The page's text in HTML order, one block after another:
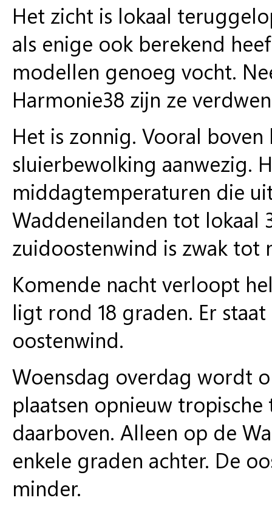
Het zicht is lokaal
als enige ook berekend
modellen genoeg vocht.
Harmonie38 zijn ze
Het is zonnig. Vooral
sluierbewolking aanwezig.
middagtemperaturen die
Waddeneilanden tot lokaal
zuidoostenwind is zwak tot
Komende nacht verloopt
ligt rond 18 graden. Er
oostenwind.
Woensdag overdag wordt
plaatsen opnieuw
daarboven. Alleen op de
enkele graden achter. De
minder.